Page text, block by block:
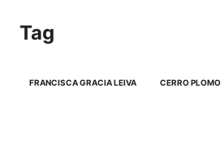
Tag
FRANCISCA GRACIA LEIVA CERRO PLOMO